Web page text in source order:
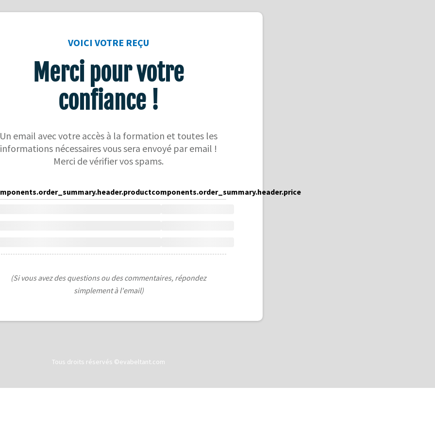
VOICI VOTRE REÇU
Merci pour votre
confiance !
Un email avec votre accès à la formation et toutes les
informations nécessaires vous sera envoyé par email !
Merci de vérifier vos spams.
components.order_summary.header.price
(Si vous avez des questions ou des commentaires, répondez
simplement à l'email)
Tous droits réservés ©evabeltant.com